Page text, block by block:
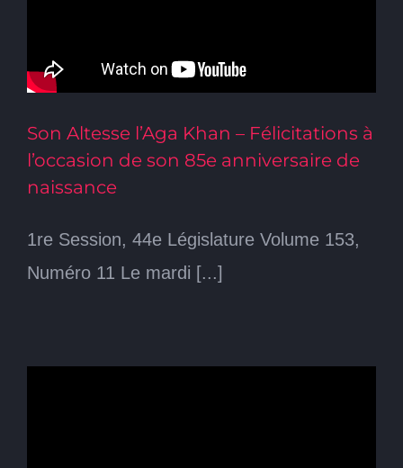
Son Altesse l’Aga Khan – Félicitations à
l’occasion de son 85e anniversaire de
naissance
1re Session, 44e Législature Volume 153,
Numéro 11 Le mardi [...]